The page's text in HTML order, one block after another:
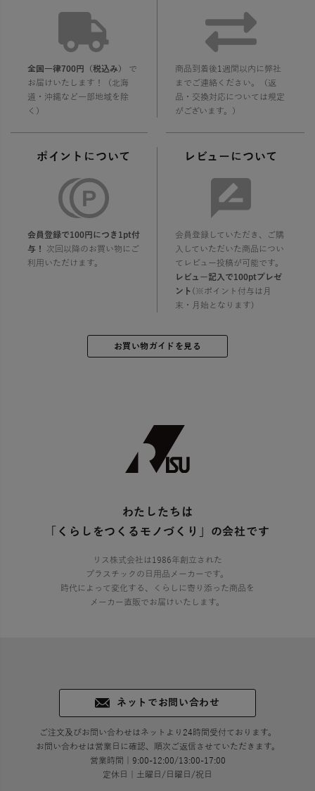
全国一律700円（税込み）
で
お届けいたします！（北海
道・沖縄など一部地域を除
く）
商品到着後1週間以内に弊社
までご連絡ください。（返
品・交換対応については規定
がございます。）
ポイントについて
会員登録で100円につき1pt付
与！
次回以降のお買い物にご
利用いただけます。
レビューについて
会員登録していただき、ご購
入していただいた商品につい
てレビュー投稿が可能です。
レビュー記入で100ptプレゼ
ント (※ポイント付与は月
末・月始となります)
お買い物ガイドを見る
わたしたちは
「くらしをつくるモノづくり」の会社です
リス株式会社は1986年創立された
プラスチックの日用品メーカーです。
時代によって変化する、くらしに寄り添った商品を
メーカー直販でお届けいたします。
ネットでお問い合わせ
ご注文及びお問い合わせはネットより24時間受付ております。
お問い合わせは営業日に確認、順次ご返信させていただきます。
営業時間｜9:00-12:00/13:00-17:00
定休日｜土曜日/日曜日/祝日